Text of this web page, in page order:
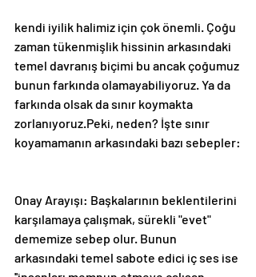
kendi iyilik halimiz için çok önemli. Çoğu
zaman tükenmişlik hissinin arkasındaki
temel davranış biçimi bu ancak çoğumuz
bunun farkında olamayabiliyoruz. Ya da
farkında olsak da sınır koymakta
zorlanıyoruz.Peki, neden? İşte sınır
koyamamanın arkasındaki bazı sebepler:
Onay Arayışı: Başkalarının beklentilerini
karşılamaya çalışmak, sürekli "evet"
dememize sebep olur. Bunun
arkasındaki temel sabote edici iç ses ise